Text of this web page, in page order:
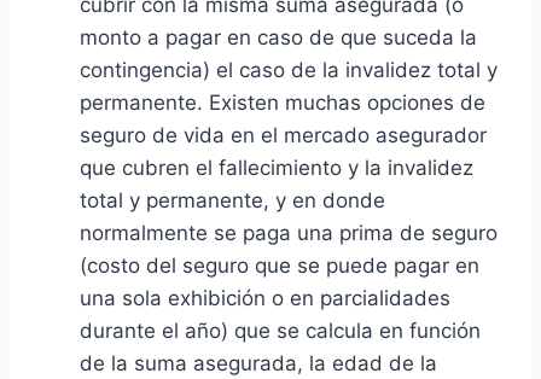
cubrir con la misma suma asegurada (o
monto a pagar en caso de que suceda la
contingencia) el caso de la invalidez total y
permanente. Existen muchas opciones de
seguro de vida en el mercado asegurador
que cubren el fallecimiento y la invalidez
total y permanente, y en donde
normalmente se paga una prima de seguro
(costo del seguro que se puede pagar en
una sola exhibición o en parcialidades
durante el año) que se calcula en función
de la suma asegurada, la edad de la